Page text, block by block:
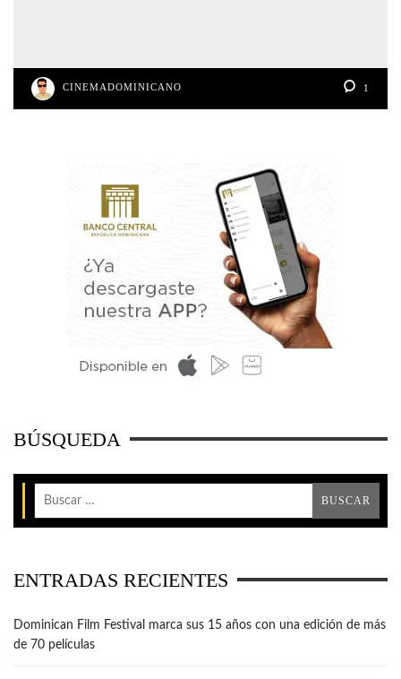
CINEMADOMINICANO 1
BÚSQUEDA
ENTRADAS RECIENTES
Dominican Film Festival marca sus 15 años con una edición de más
de 70 películas